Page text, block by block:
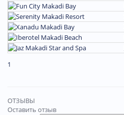
1
ОТЗЫВЫ
Оставить отзыв